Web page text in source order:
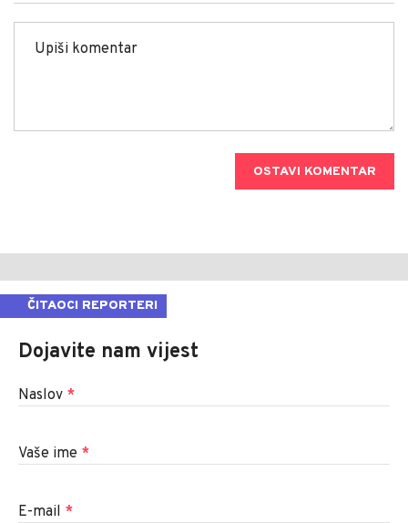
OSTAVI KOMENTAR
ČITAOCI REPORTERI
Dojavite nam vijest
Naslov *
Vaše ime *
E-mail *